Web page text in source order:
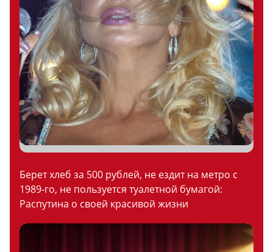
Берет хлеб за 500 рублей, не ездит на метро с
1989-го, не пользуется туалетной бумагой:
Распутина о своей красивой жизни